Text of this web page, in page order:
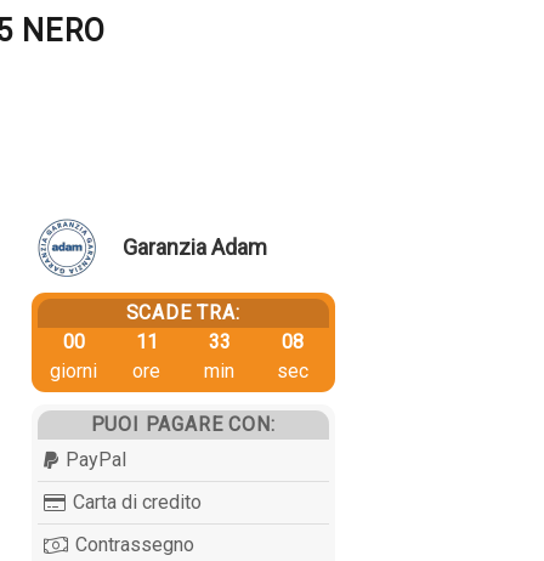
NERO
Garanzia Adam
SCADE TRA:
00
giorni
11
ore
33
min
07
sec
PUOI PAGARE CON:
PayPal
Carta di credito
Contrassegno